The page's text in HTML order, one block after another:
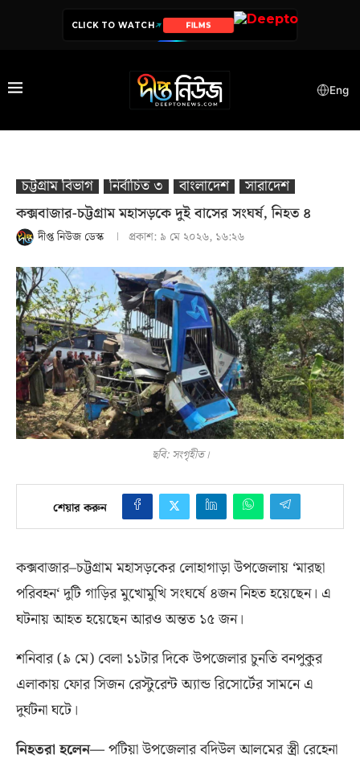
CLICK TO WATCH SERIES
Eng
চট্টগ্রাম বিভাগ নির্বাচিত ৩ বাংলাদেশ
সারাদেশ
কক্সবাজার-চট্টগ্রাম মহাসড়কে দুই বাসের সংঘর্ষ, নিহত ৪
দীপ্ত নিউজ ডেস্ক প্রকাশ: ৯ মে ২০২৬, ১৬:২৬
ছবি: সংগৃহীত।
শেয়ার করুন
কক্সবাজার–চট্টগ্রাম মহাসড়কের লোহাগাড়া উপজেলায় ‘মারছা
পরিবহন‘দুটি গাড়ির মুখোমুখি সংঘর্ষে ৪জন নিহত হয়েছেন। এ
ঘটনায় আহত হয়েছেন আরও অন্তত ১৫ জন।
শনিবার(৯ মে) বেলা ১১টার দিকে উপজেলার চুনতি বনপুকুর
এলাকায় ফোর সিজন রেস্টুরেন্ট অ্যান্ড রিসোর্টের সামনে এ
দুর্ঘটনা ঘটে।
নিহতরা হলেন—পটিয়া উপজেলার বদিউল আলমের স্ত্রী রেহেনা